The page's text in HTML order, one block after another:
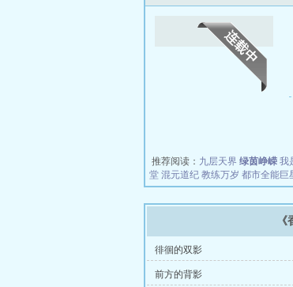
推荐阅读： 九层天界 绿茵峥嵘 我
堂 混元道纪 教练万岁 都市全能巨
徘徊的双影
前方的背影